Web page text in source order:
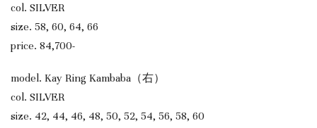
col. SILVER
size. 58, 60, 64, 66
price. 84,700-
model. Kay Ring Kambaba（右）
col. SILVER
size. 42, 44, 46, 48, 50, 52, 54, 56, 58, 60